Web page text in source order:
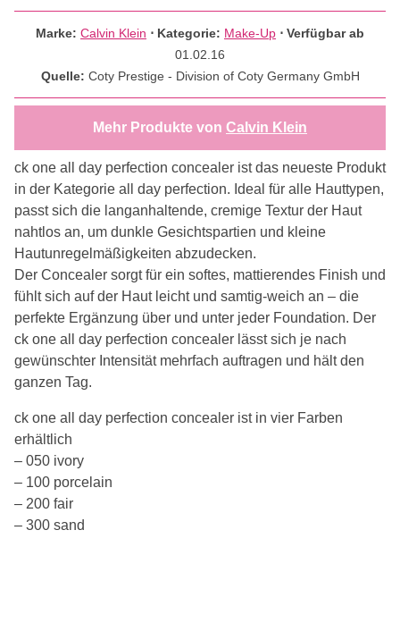
Marke: Calvin Klein ⋅ Kategorie: Make-Up ⋅ Verfügbar ab
01.02.16
Quelle: Coty Prestige - Division of Coty Germany GmbH
Mehr Produkte von Calvin Klein
ck one all day perfection concealer ist das neueste Produkt
in der Kategorie all day perfection. Ideal für alle Hauttypen,
passt sich die langanhaltende, cremige Textur der Haut
nahtlos an, um dunkle Gesichtspartien und kleine
Hautunregelmäßigkeiten abzudecken.
Der Concealer sorgt für ein softes, mattierendes Finish und
fühlt sich auf der Haut leicht und samtig-weich an – die
perfekte Ergänzung über und unter jeder Foundation. Der
ck one all day perfection concealer lässt sich je nach
gewünschter Intensität mehrfach auftragen und hält den
ganzen Tag.
ck one all day perfection concealer ist in vier Farben
erhältlich
– 050 ivory
– 100 porcelain
– 200 fair
– 300 sand